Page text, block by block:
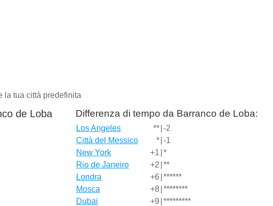
la tua città predefinita
de Loba Differenza di tempo da Barranco de Loba:
Los Angeles ** -2
Città del Messico
* -1
New York
+1 *
Rio de Janeiro
+2 **
Londra
+6 ******
Mosca
+8 ********
Dubai
+9 *********